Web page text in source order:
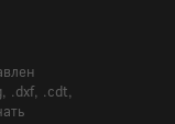
.dxf, .cdt,